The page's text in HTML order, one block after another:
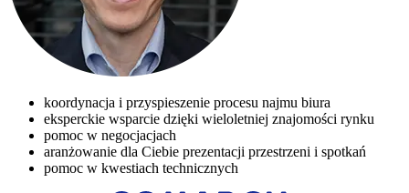
koordynacja i przyspieszenie procesu najmu biura
eksperckie wsparcie dzięki wieloletniej znajomości rynku
pomoc w negocjacjach
aranżowanie dla Ciebie prezentacji przestrzeni i spotkań
pomoc w kwestiach technicznych